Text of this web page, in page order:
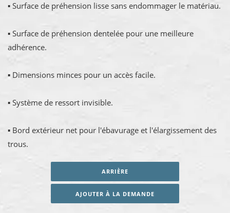
▪ Surface de préhension lisse sans endommager le matériau.
▪ Surface de préhension dentelée pour une meilleure
adhérence.
▪ Dimensions minces pour un accès facile.
▪ Système de ressort invisible.
▪ Bord extérieur net pour l'ébavurage et l'élargissement des
trous.
ARRIÈRE
AJOUTER À LA DEMANDE